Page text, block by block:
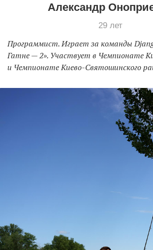
Александр
29 лет
Программист. Играет за команды
Гатне — 2». Участвует в Чемпионате
и Чемпионате Киево-Святошинского